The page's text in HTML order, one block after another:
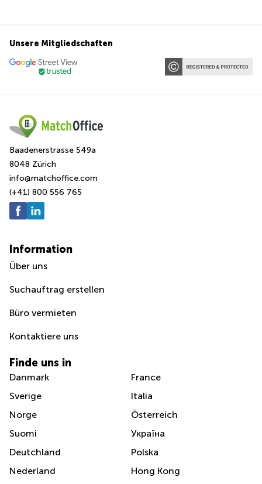
Unsere Mitgliedschaften
Baadenerstrasse 549a
8048 Zürich
info@matchoffice.com
(+41) 800 556 765
Information
Über uns
Suchauftrag erstellen
Büro vermieten
Kontaktiere uns
Finde uns in
Danmark
Sverige
Norge
Suomi
Deutchland
Nederland
France
Italia
Österreich
Україна
Polska
Hong Kong